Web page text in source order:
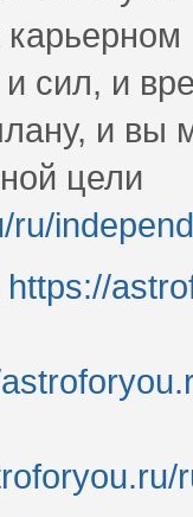
и сил, и
и вы
цели
https://